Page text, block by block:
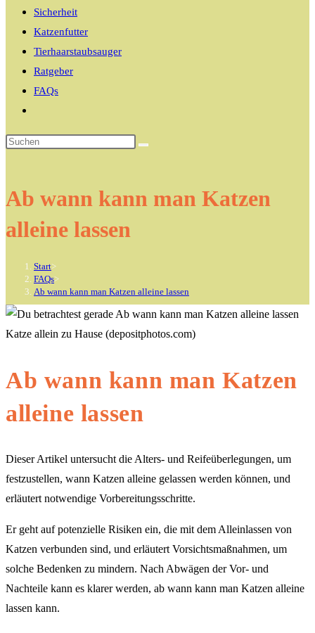
Sicherheit
Katzenfutter
Tierhaarstaubsauger
Ratgeber
FAQs
umschalten
Ab wann kann man Katzen
alleine lassen
Start>
FAQs>
Ab wann kann man Katzen alleine lassen
Katze allein zu Hause (depositphotos.com)
Ab wann kann man Katzen
alleine lassen
Dieser Artikel untersucht die Alters- und Reifeüberlegungen, um
festzustellen, wann Katzen alleine gelassen werden können, und
erläutert notwendige Vorbereitungsschritte.
Er geht auf potenzielle Risiken ein, die mit dem Alleinlassen von
Katzen verbunden sind, und erläutert Vorsichtsmaßnahmen, um
solche Bedenken zu mindern. Nach Abwägen der Vor- und
Nachteile kann es klarer werden, ab wann kann man Katzen alleine
lassen kann.